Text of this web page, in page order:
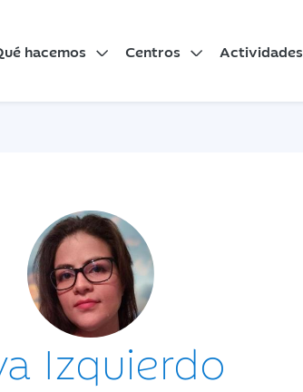
hacemos Centros Actividades
Izquierdo